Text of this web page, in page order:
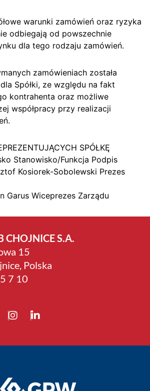
warunki zamówień oraz ryzyka
odbiegają od powszechnie
dla tego rodzaju zamówień.
zamówieniach została
Spółki, ze względu na fakt
kontrahenta oraz możliwe
współpracy przy realizacji
SPÓŁKĘ
Stanowisko/Funkcja Podpis
Kosiorek-Sobolewski Prezes
Garus Wiceprezes Zarządu
CHOJNICE S.A.
15
Polska
7 10